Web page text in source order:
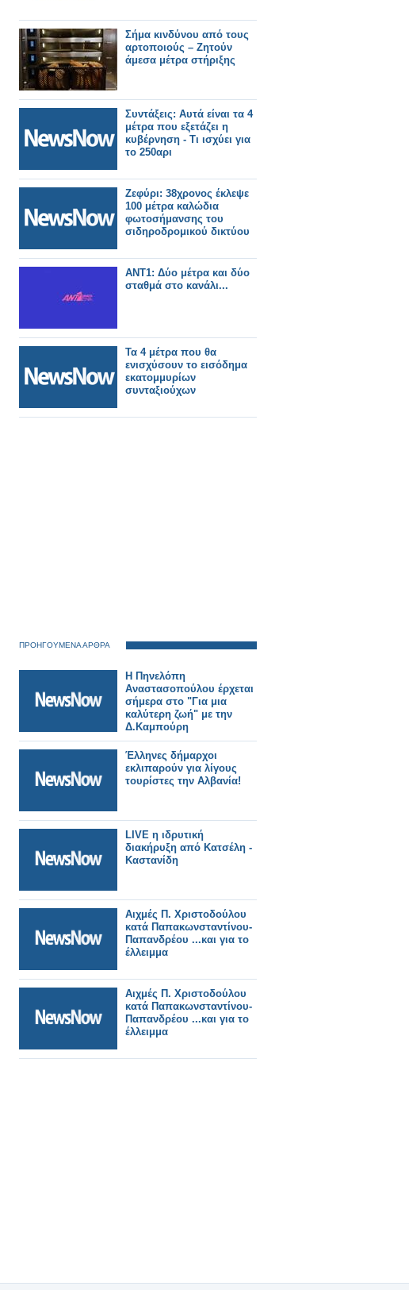
Σήμα κινδύνου από τους
αρτοποιούς – Ζητούν
άμεσα μέτρα στήριξης
Συντάξεις: Αυτά είναι τα 4
μέτρα που εξετάζει η
κυβέρνηση - Τι ισχύει για
το 250αρι
Ζεφύρι: 38χρονος έκλεψε
100 μέτρα καλώδια
φωτοσήμανσης του
σιδηροδρομικού δικτύου
ΑΝΤ1: Δύο μέτρα και δύο
σταθμά στο κανάλι...
Τα 4 μέτρα που θα
ενισχύσουν το εισόδημα
εκατομμυρίων
συνταξιούχων
ΠΡΟΗΓΟΥΜΕΝΑ ΑΡΘΡΑ
Η Πηνελόπη
Αναστασοπούλου έρχεται
σήμερα στο "Για μια
καλύτερη ζωή" με την
Δ.Καμπούρη
Έλληνες δήμαρχοι
εκλιπαρούν για λίγους
τουρίστες την Αλβανία!
LIVE η ιδρυτική
διακήρυξη από Κατσέλη -
Καστανίδη
Αιχμές Π. Χριστοδούλου
κατά Παπακωνσταντίνου-
Παπανδρέου ...και για το
έλλειμμα
Αιχμές Π. Χριστοδούλου
κατά Παπακωνσταντίνου-
Παπανδρέου ...και για το
έλλειμμα